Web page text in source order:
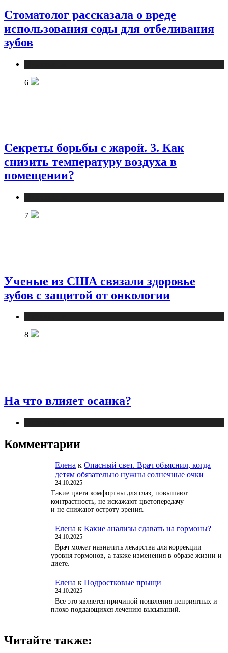
Стоматолог рассказала о вреде
использования соды для отбеливания
зубов
6
Секреты борьбы с жарой. 3. Как
снизить температуру воздуха в
помещении?
7
Ученые из США связали здоровье
зубов с защитой от онкологии
8
На что влияет осанка?
Комментарии
Елена к Опасный свет. Врач объяснил, когда
детям обязательно нужны солнечные очки
24.10.2025
Такие цвета комфортны для глаз, повышают
контрастность, не искажают цветопередачу
и не снижают остроту зрения.
Елена к Какие анализы сдавать на гормоны?
24.10.2025
Врач может назначить лекарства для коррекции
уровня гормонов, а также изменения в образе жизни и
диете.
Елена к Подростковые прыщи
24.10.2025
Все это является причиной появления неприятных и
плохо поддающихся лечению высыпаний.
Читайте также: